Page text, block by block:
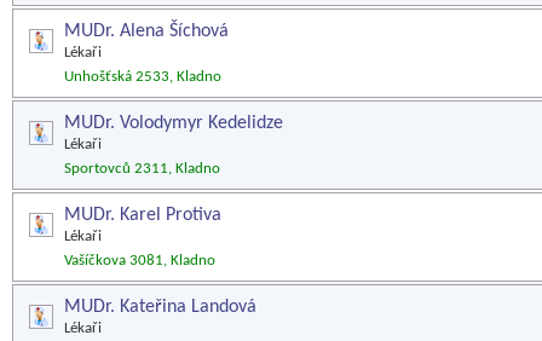
MUDr. Alena Šíchová
Lékaři
Unhošťská 2533, Kladno
MUDr. Volodymyr Kedelidze
Lékaři
Sportovců 2311, Kladno
MUDr. Karel Protiva
Lékaři
Vašíčkova 3081, Kladno
MUDr. Kateřina Landová
Lékaři